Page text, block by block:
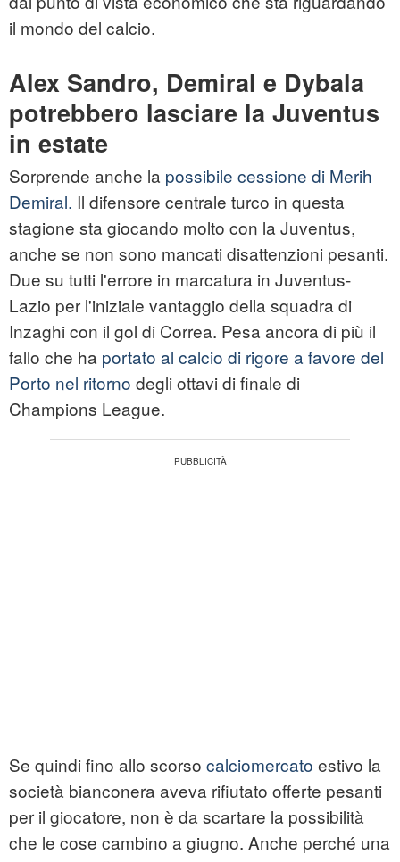
il mondo del calcio.
Alex Sandro, Demiral e Dybala
potrebbero lasciare la Juventus
in estate
Sorprende anche la possibile cessione di Merih
Demiral. Il difensore centrale turco in questa
stagione sta giocando molto con la Juventus,
anche se non sono mancati disattenzioni pesanti.
Due su tutti l'errore in marcatura in Juventus-
Lazio per l'iniziale vantaggio della squadra di
Inzaghi con il gol di Correa. Pesa ancora di più il
fallo che ha portato al calcio di rigore a favore del
Porto nel ritorno degli ottavi di finale di
Champions League.
Se quindi fino allo scorso calciomercato estivo la
società bianconera aveva rifiutato offerte pesanti
per il giocatore, non è da scartare la possibilità
che le cose cambino a giugno. Anche perché una